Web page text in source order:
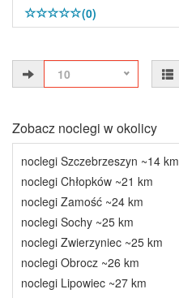
(0)
10
Zobacz noclegi w okolicy
noclegi Szczebrzeszyn ~14 km
noclegi Chłopków ~21 km
noclegi Zamość ~24 km
noclegi Sochy ~25 km
noclegi Zwierzyniec ~25 km
noclegi Obrocz ~26 km
noclegi Lipowiec ~27 km